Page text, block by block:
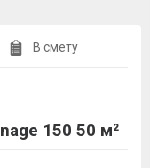
В смету
150 50 м²